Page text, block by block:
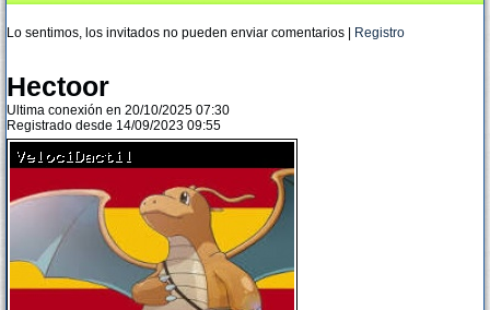
Lo sentimos, los invitados no pueden enviar comentarios | Registro
Hectoor
Ultima conexión en 20/10/2025 07:30
Registrado desde 14/09/2023 09:55